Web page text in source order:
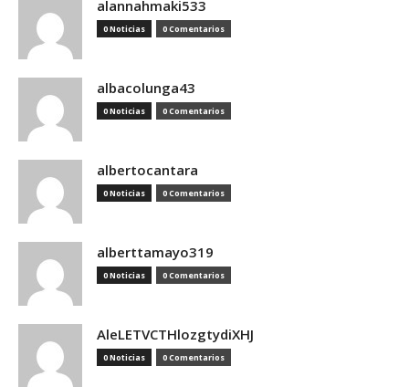
alannahmaki533
0 Noticias 0 Comentarios
albacolunga43
0 Noticias 0 Comentarios
albertocantara
0 Noticias 0 Comentarios
alberttamayo319
0 Noticias 0 Comentarios
AleLETVCTHlozgtydiXHJ
0 Noticias 0 Comentarios